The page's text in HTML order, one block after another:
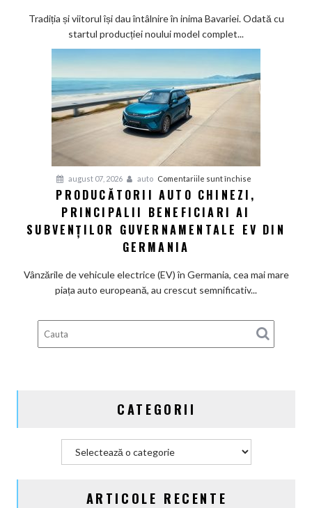
Cea
BMW
renunță
și
100%
Tradiția și viitorul își dau întâlnire în inima Bavariei. Odată cu
startul producției noului model complet...
august 07, 2026 auto Comentariile sunt închise
chinezi,
din
Germania
PRODUCĂTORII AUTO CHINEZI,
PRINCIPALII BENEFICIARI AI
SUBVENȚILOR GUVERNAMENTALE EV DIN
GERMANIA
Vânzările de vehicule electrice (EV) în Germania, cea mai mare
piața auto europeană, au crescut semnificativ...
CATEGORII
ARTICOLE RECENTE